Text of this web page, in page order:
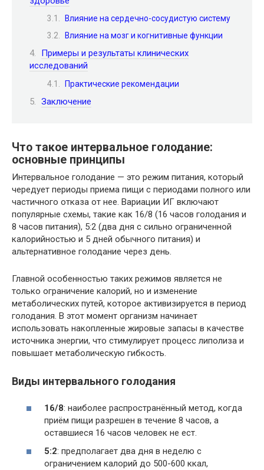
Влияние на сердечно-сосудистую систему
Влияние на мозг и когнитивные функции
Примеры и результаты клинических
исследований
Практические рекомендации
Заключение
Что такое интервальное голодание:
основные принципы
Интервальное голодание — это режим питания, который
чередует периоды приема пищи с периодами полного или
частичного отказа от нее. Вариации ИГ включают
популярные схемы, такие как 16/8 (16 часов голодания и
8 часов питания), 5:2 (два дня с сильно ограниченной
калорийностью и 5 дней обычного питания) и
альтернативное голодание через день.
Главной особенностью таких режимов является не
только ограничение калорий, но и изменение
метаболических путей, которое активизируется в период
голодания. В этот момент организм начинает
использовать накопленные жировые запасы в качестве
источника энергии, что стимулирует процесс липолиза и
повышает метаболическую гибкость.
Виды интервального голодания
16/8: наиболее распространённый метод, когда
приём пищи разрешен в течение 8 часов, а
оставшиеся 16 часов человек не ест.
5:2: предполагает два дня в неделю с
ограничением калорий до 500-600 ккал,